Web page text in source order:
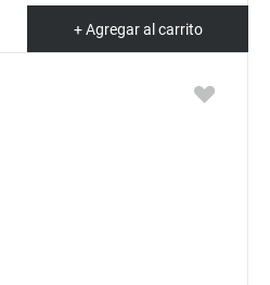
+ Agregar al carrito